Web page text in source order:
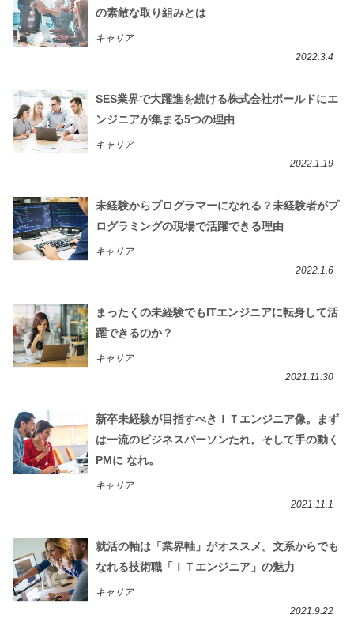
の素敵な取り組みとは
キャリア
2022.3.4
SES業界で大躍進を続ける株式会社ボールドにエ
ンジニアが集まる5つの理由
キャリア
2022.1.19
未経験からプログラマーになれる？未経験者がプ
ログラミングの現場で活躍できる理由
キャリア
2022.1.6
まったくの未経験でもITエンジニアに転身して活
躍できるのか？
キャリア
2021.11.30
新卒未経験が目指すべきＩＴエンジニア像。まず
は一流のビジネスパーソンたれ。そして手の動く
PMに なれ。
キャリア
2021.11.1
就活の軸は「業界軸」がオススメ。文系からでも
なれる技術職「ＩＴエンジニア」の魅力
キャリア
2021.9.22